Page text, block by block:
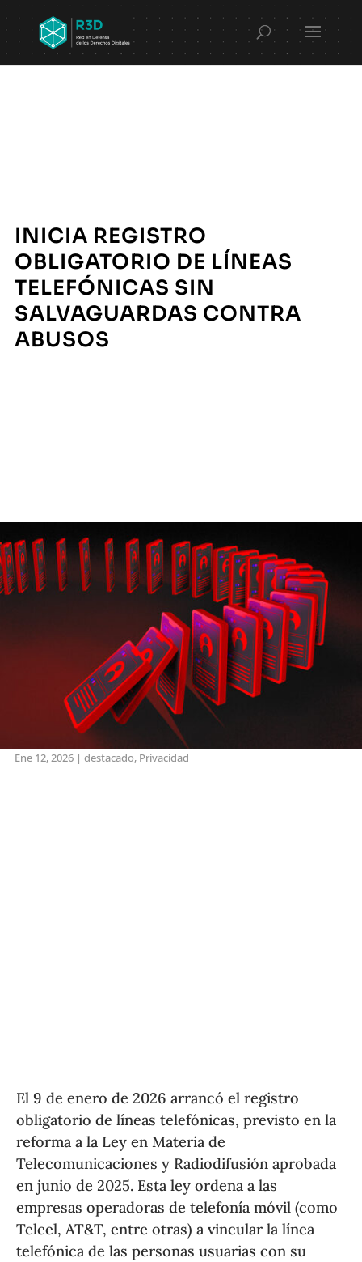
INICIA REGISTRO
OBLIGATORIO DE LÍNEAS
TELEFÓNICAS SIN
SALVAGUARDAS CONTRA
ABUSOS
Ene 12, 2026| destacado, Privacidad
El 9 de enero de 2026 arrancó el registro
obligatorio de líneas telefónicas, previsto en la
reforma a la Ley en Materia de
Telecomunicaciones y Radiodifusión aprobada
en junio de 2025. Esta ley ordena a las
empresas operadoras de telefonía móvil (como
Telcel, AT&T, entre otras) a vincular la línea
telefónica de las personas usuarias con su